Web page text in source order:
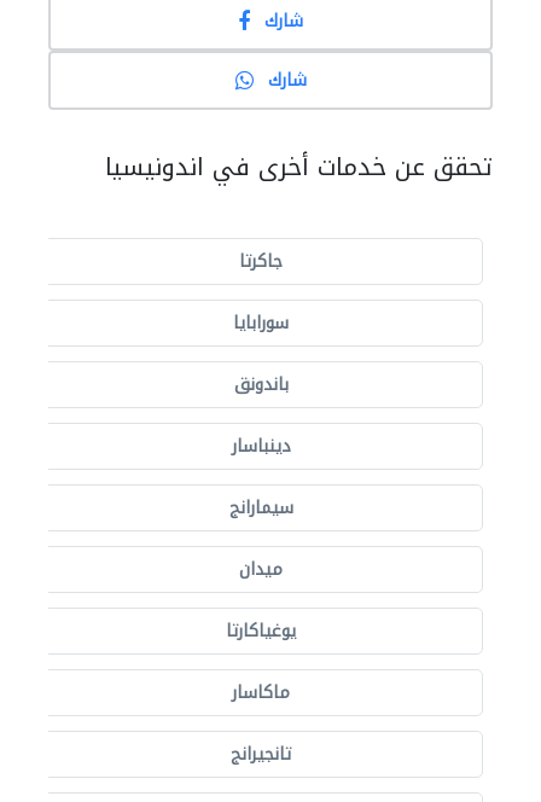
شارك
شارك
تحقق عن خدمات أخرى في اندونيسيا
جاكرتا
سورابايا
باندونق
دينباسار
سيمارانج
ميدان
يوغياكارتا
ماكاسار
تانجيرانج